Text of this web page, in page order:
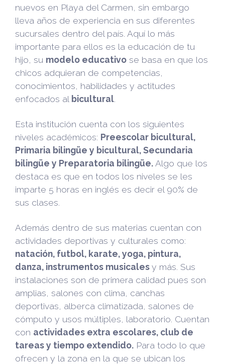
nuevos en Playa del Carmen, sin embargo
lleva años de experiencia en sus diferentes
sucursales dentro del país. Aquí lo más
importante para ellos es la educación de tu
hijo, su modelo educativo se basa en que los
chicos adquieran de competencias,
conocimientos, habilidades y actitudes
enfocados al bicultural
Esta institución cuenta con los siguientes
niveles académicos: Preescolar bicultural,
Primaria bilingüe y bicultural, Secundaria
bilingüe y Preparatoria bilingüe. Algo que los
destaca es que en todos los niveles se les
imparte 5 horas en inglés es decir el 90% de
sus clases.
Además dentro de sus materias cuentan con
actividades deportivas y culturales como:
natación, futbol, karate, yoga, pintura,
danza, instrumentos musicalesy más. Sus
instalaciones son de primera calidad pues son
amplias, salones con clima, canchas
deportivas, alberca climatizada, salones de
cómputo y usos múltiples, laboratorio. Cuentan
con actividades extra escolares, club de
tareas y tiempo extendido. Para todo lo que
ofrecen y la zona en la que se ubican los